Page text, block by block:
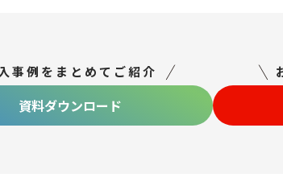
事例をまとめてご紹介
資料ダウンロード